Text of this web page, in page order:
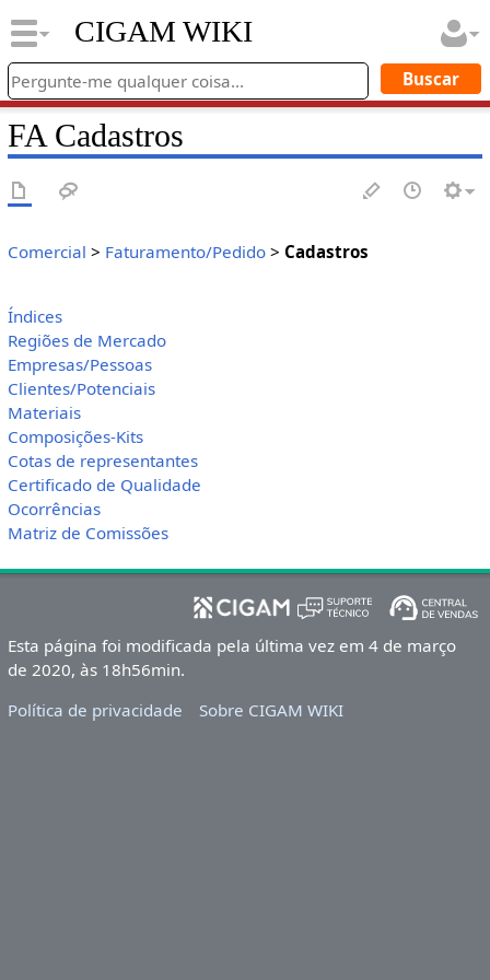
CIGAM WIKI
FA Cadastros
Comercial > Faturamento/Pedido> Cadastros
Índices
Regiões de Mercado
Empresas/Pessoas
Clientes/Potenciais
Materiais
Composições-Kits
Cotas de representantes
Certificado de Qualidade
Ocorrências
Matriz de Comissões
Esta página foi modificada pela última vez em 4 de março
de 2020, às 18h56min.
Política de privacidade
Sobre CIGAM WIKI